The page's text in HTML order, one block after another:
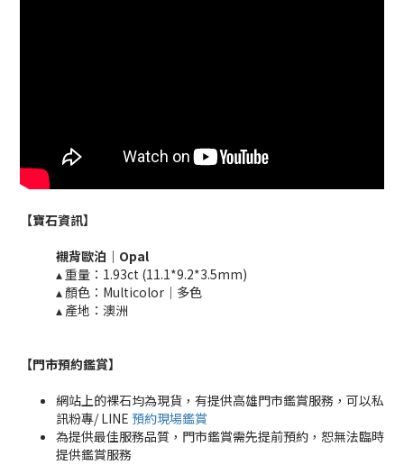
【寶石資訊】
襯背歐泊｜ Opal
▴ 重量： 1.93ct (11.1*9.2*3.5mm)
▴ 顏色：Multicolor ｜ 多色
▴ 產地：澳洲
【門市預約鑑賞】
網站上的裸石均為現貨，有提供高雄門市鑑賞服務，可以私
訊粉專/ LINE 預約現場鑑賞
為提供最佳服務品質，門市鑑賞需先提前預約，恕無法臨時
提供鑑賞服務